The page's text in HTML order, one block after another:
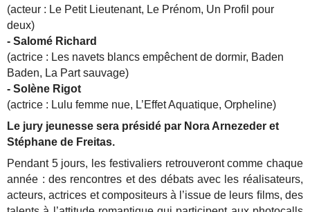
(acteur : Le Petit Lieutenant, Le Prénom, Un Profil pour
deux)
- Salomé Richard
(actrice : Les navets blancs empêchent de dormir, Baden
Baden, La Part sauvage)
- Solène Rigot​
(actrice : Lulu femme nue, L’Effet Aquatique, Orpheline)
Le jury jeunesse sera présidé par Nora Arnezeder et
Stéphane de Freitas.
Pendant 5 jours, les festivaliers retrouveront comme chaque
année : des rencontres et des débats avec les réalisateurs,
acteurs, actrices et compositeurs à l’issue de leurs ﬁlms, des